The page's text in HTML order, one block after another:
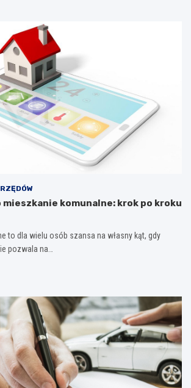
mieszkanie komunalne: krok po kroku
to dla wielu osób szansa na własny kąt, gdy
pozwala na…